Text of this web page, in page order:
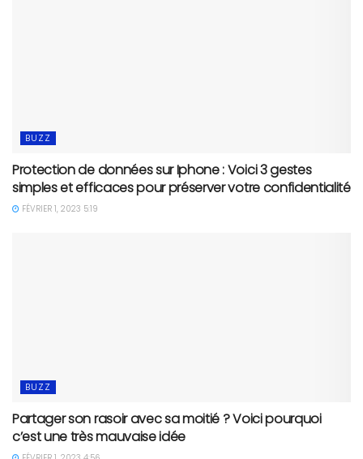
BUZZ
Protection de données sur Iphone : Voici 3 gestes
simples et efficaces pour préserver votre confidentialité
FÉVRIER 1, 2023 5:19
BUZZ
Partager son rasoir avec sa moitié ? Voici pourquoi
c’est une très mauvaise idée